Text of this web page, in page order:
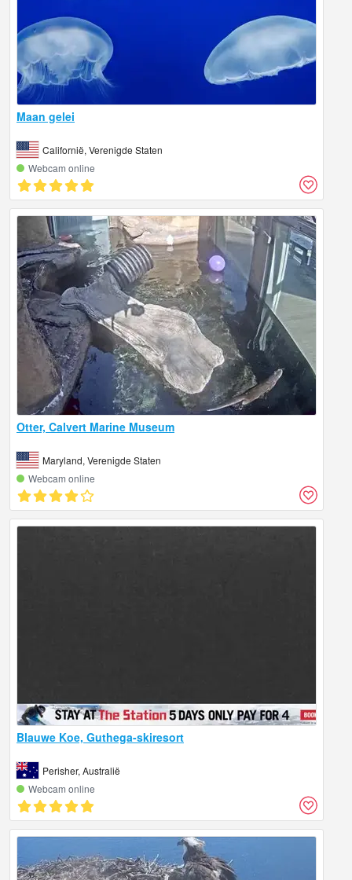
Maan gelei
Californië, Verenigde Staten
Webcam online
Otter, Calvert Marine Museum
Maryland, Verenigde Staten
Webcam online
Blauwe Koe, Guthega-skiresort
Perisher, Australië
Webcam online